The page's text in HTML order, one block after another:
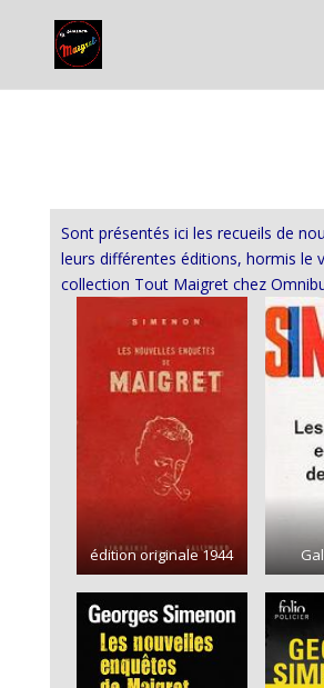
Sont présentés ici les recueils de
leurs différentes éditions, hormis le
collection Tout Maigret chez
édition originale 1944